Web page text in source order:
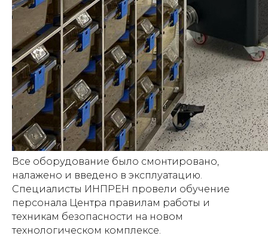
Все оборудование было смонтировано,
налажено и введено в эксплуатацию.
Специалисты ИНПРЕН провели обучение
персонала Центра правилам работы и
техникам безопасности на новом
технологическом комплексе.